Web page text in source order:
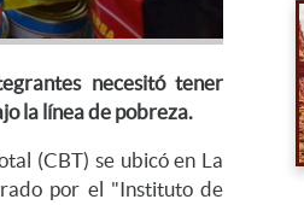
necesitó tener
la línea de pobreza.
(CBT) se ubicó en La
por el "Instituto de